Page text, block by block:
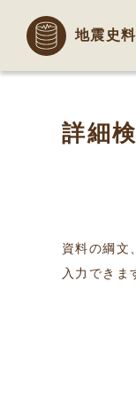
地震史
詳細
資料の綱文
入力できま